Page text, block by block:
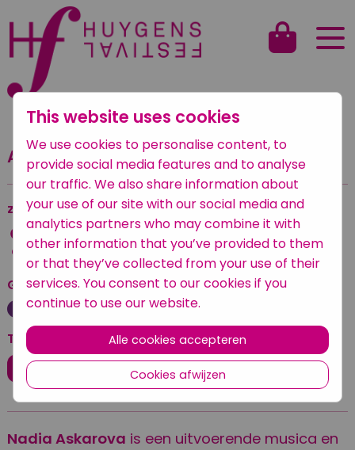
Terug naar het overzicht
Adelia en Nadia Askarova
zaterdag 11 september 2021
13:45 — 14:15
Oude Kerk
Geplaatst onder
Klassiek
Tickets
Koop ticket
Nadia Askarova is een uitvoerende musica en
This website uses cookies
We use cookies to personalise content, to
provide social media features and to analyse
our traffic. We also share information about
your use of our site with our social media and
analytics partners who may combine it with
other information that you’ve provided to them
or that they’ve collected from your use of their
services. You consent to our cookies if you
continue to use our website.
Alle cookies accepteren
Cookies afwijzen